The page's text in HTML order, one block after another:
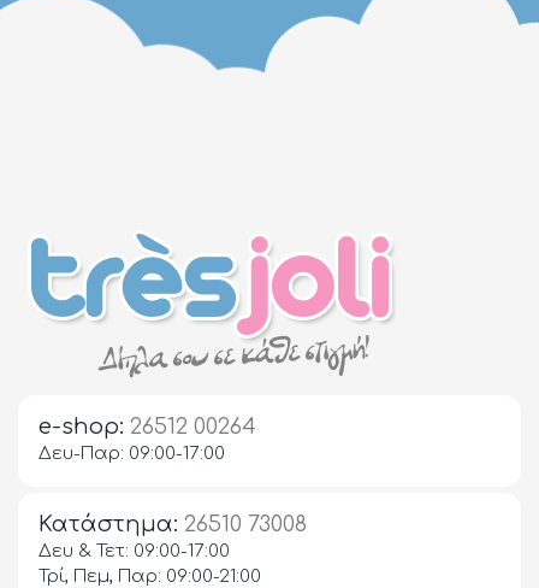
e-shop: 26512 00264
Δευ-Παρ: 09:00-17:00
Κατάστημα: 26510 73008
Δευ & Τετ: 09:00-17:00
Τρί, Πεμ, Παρ: 09:00-21:00